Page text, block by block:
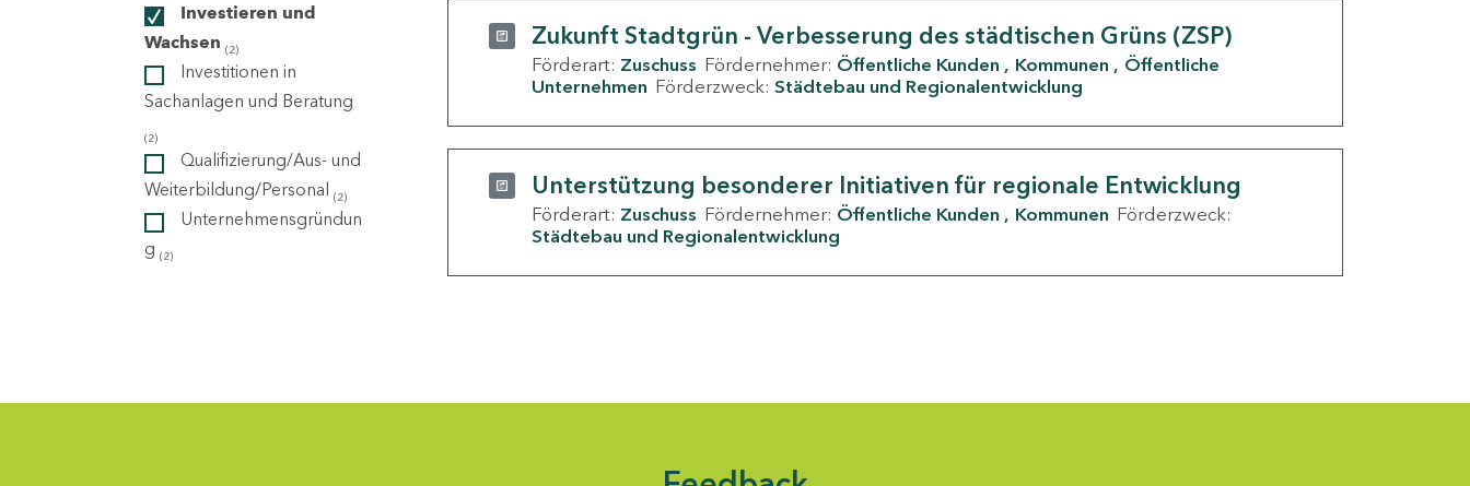
Investieren und
Wachsen (2)
Investitionen in
Sachanlagen und Beratung
(2)
Qualifizierung/Aus- und
Weiterbildung/Personal (2)
Unternehmensgründun
g (2)
Zukunft Stadtgrün - Verbesserung des städtischen Grüns (ZSP)
Förderart: Zuschuss Fördernehmer: Öffentliche Kunden Kommunen
Öffentliche
Unternehmen Förderzweck: Städtebau und Regionalentwicklung
Unterstützung besonderer Initiativen für regionale Entwicklung
Förderart: Zuschuss Fördernehmer: Öffentliche Kunden Kommunen Förderzweck:
Städtebau und Regionalentwicklung